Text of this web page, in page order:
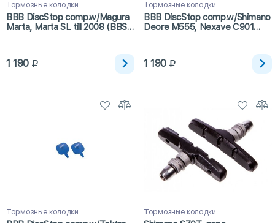
Тормозные колодки
BBB DiscStop comp.w/Magura
Marta, Marta SL till 2008 (BBS-
1 190
Тормозные колодки
BBB DiscStop comp.w/Shimano
Deore M555, Nexave C901
1 190
Тормозные колодки Тормозные колодки